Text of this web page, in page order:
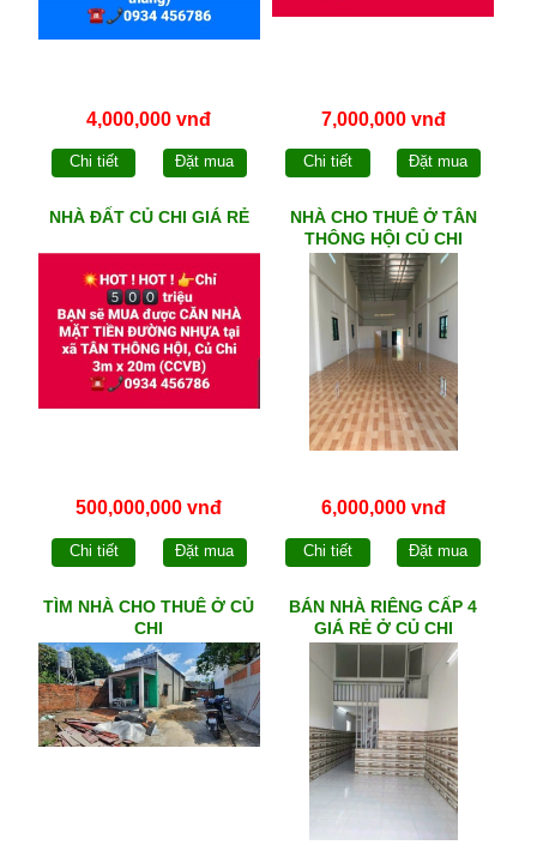
4,000,000 vnđ
Chi tiết Đặt mua
7,000,000 vnđ
Chi tiết Đặt mua
NHÀ ĐẤT CỦ CHI GIÁ RẺ
500,000,000 vnđ
Chi tiết Đặt mua
NHÀ CHO THUÊ Ở TÂN
THÔNG HỘI CỦ CHI
6,000,000 vnđ
Chi tiết Đặt mua
TÌM NHÀ CHO THUÊ Ở CỦ
CHI
BÁN NHÀ RIÊNG CẤP 4
GIÁ RẺ Ở CỦ CHI